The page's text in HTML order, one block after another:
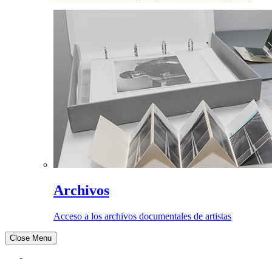
Archivos
Acceso a los archivos documentales de artistas
Close Menu